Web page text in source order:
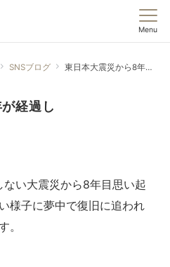
Menu
SNSブログ 東日本大震災から8年が経過し
経過し
い大震災から8年目思い起
様子に夢中で復旧に追われ
。